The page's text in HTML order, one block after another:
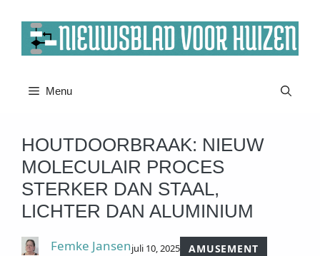
naar
Menu
HOUTDOORBRAAK: NIEUW
MOLECULAIR PROCES
STERKER DAN STAAL,
LICHTER DAN ALUMINIUM
Femke Jansenjuli 10, 2025
AMUSEMENT